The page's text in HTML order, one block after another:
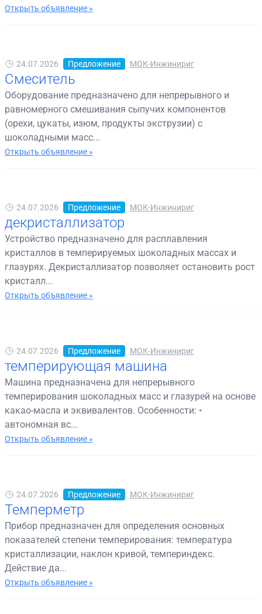
Открыть объявление »
24.07.2026 Предложение МОК-Инжинириг
Смеситель
Оборудование предназначено для непрерывного и
равномерного смешивания сыпучих компонентов
(орехи, цукаты, изюм, продукты экструзии) с
шоколадными масс...
Открыть объявление »
24.07.2026 Предложение МОК-Инжинириг
декристаллизатор
Устройство предназначено для расплавления
кристаллов в темперируемых шоколадных массах и
глазурях. Декристаллизатор позволяет остановить рост
кристалл...
Открыть объявление »
24.07.2026 Предложение МОК-Инжинириг
темперирующая машина
Машина предназначена для непрерывного
темперирования шоколадных масс и глазурей на основе
какао-масла и эквивалентов. Особенности: •
автономная вс...
Открыть объявление »
24.07.2026 Предложение МОК-Инжинириг
Темперметр
Прибор предназначен для определения основных
показателей степени темперирования: температура
кристаллизации, наклон кривой, темпериндекс.
Действие да...
Открыть объявление »